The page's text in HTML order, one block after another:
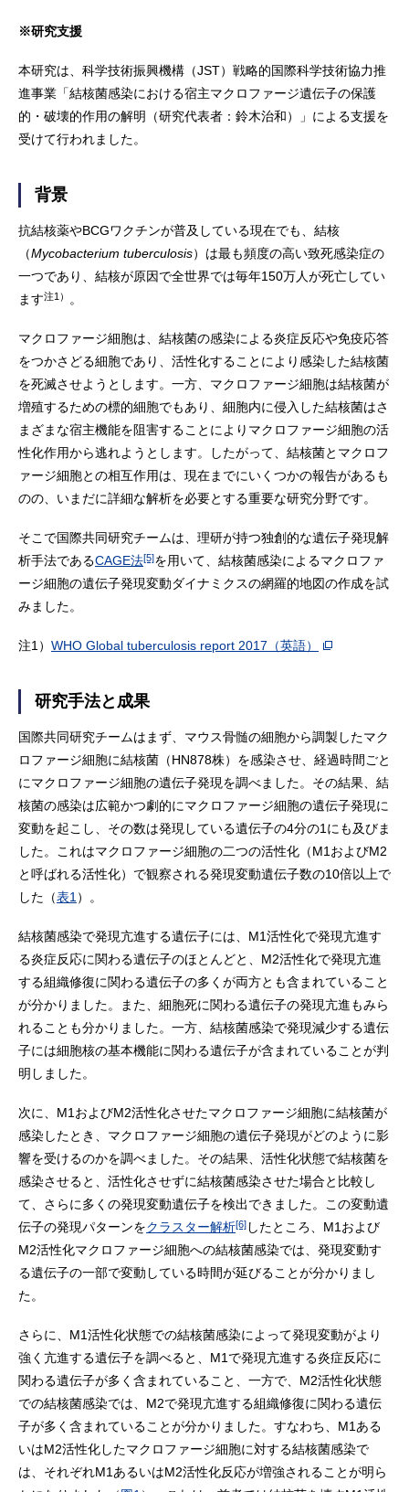
※研究支援
本研究は、科学技術振興機構（JST）戦略的国際科学技術協力推
進事業「結核菌感染における宿主マクロファージ遺伝子の保護
的・破壊的作用の解明（研究代表者：鈴木治和）」による支援を
受けて行われました。
背景
抗結核薬やBCGワクチンが普及している現在でも、結核
（Mycobacterium tuberculosis）は最も頻度の高い致死感染症の
一つであり、結核が原因で全世界では毎年150万人が死亡してい
ます注1） 。
マクロファージ細胞は、結核菌の感染による炎症反応や免疫応答
をつかさどる細胞であり、活性化することにより感染した結核菌
を死滅させようとします。一方、マクロファージ細胞は結核菌が
増殖するための標的細胞でもあり、細胞内に侵入した結核菌はさ
まざまな宿主機能を阻害することによりマクロファージ細胞の活
性化作用から逃れようとします。したがって、結核菌とマクロフ
ァージ細胞との相互作用は、現在までにいくつかの報告があるも
のの、いまだに詳細な解析を必要とする重要な研究分野です。
そこで国際共同研究チームは、理研が持つ独創的な遺伝子発現解
析手法であるCAGE法[5]を用いて、結核菌感染によるマクロファ
ージ細胞の遺伝子発現変動ダイナミクスの網羅的地図の作成を試
みました。
注1） WHO Global tuberculosis report 2017 （英語）
研究手法と成果
国際共同研究チームはまず、マウス骨髄の細胞から調製したマク
ロファージ細胞に結核菌（HN878株）を感染させ、経過時間ごと
にマクロファージ細胞の遺伝子発現を調べました。その結果、結
核菌の感染は広範かつ劇的にマクロファージ細胞の遺伝子発現に
変動を起こし、その数は発現している遺伝子の4分の1にも及びま
した。これはマクロファージ細胞の二つの活性化（M1およびM2
と呼ばれる活性化）で観察される発現変動遺伝子数の10倍以上で
した（表1 ）。
結核菌感染で発現亢進する遺伝子には、M1活性化で発現亢進す
る炎症反応に関わる遺伝子のほとんどと、M2活性化で発現亢進
する組織修復に関わる遺伝子の多くが両方とも含まれていること
が分かりました。また、細胞死に関わる遺伝子の発現亢進もみら
れることも分かりました。一方、結核菌感染で発現減少する遺伝
子には細胞核の基本機能に関わる遺伝子が含まれていることが判
明しました。
次に、M1およびM2活性化させたマクロファージ細胞に結核菌が
感染したとき、マクロファージ細胞の遺伝子発現がどのように影
響を受けるのかを調べました。その結果、活性化状態で結核菌を
感染させると、活性化させずに結核菌感染させた場合と比較し
て、さらに多くの発現変動遺伝子を検出できました。この変動遺
伝子の発現パターンをクラスター解析[6] したところ、M1および
M2活性化マクロファージ細胞への結核菌感染では、発現変動す
る遺伝子の一部で変動している時間が延びることが分かりまし
た。
さらに、M1活性化状態での結核菌感染によって発現変動がより
強く亢進する遺伝子を調べると、M1で発現亢進する炎症反応に
関わる遺伝子が多く含まれていること、一方で、M2活性化状態
での結核菌感染では、M2で発現亢進する組織修復に関わる遺伝
子が多く含まれていることが分かりました。すなわち、M1ある
いはM2活性化したマクロファージ細胞に対する結核菌感染で
は、それぞれM1あるいはM2活性化反応が増強されることが明ら